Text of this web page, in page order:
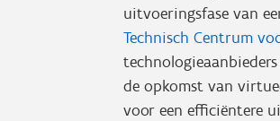
uitvoeringsfase van
Technisch Centrum
de opkomst van
voor een efficiëntere